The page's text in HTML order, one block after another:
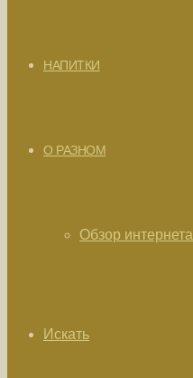
НАПИТКИ
О РАЗНОМ
Обзор интернета
Искать